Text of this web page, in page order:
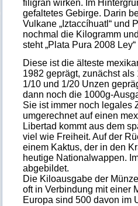
filigran wirken. Im
gefaltetes Gebirge. Darin
Vulkane „Iztaccíhuatl“ und
nochmal die Kilogramm
steht „Plata Pura 2008
Diese ist die älteste
1982 geprägt, zunächst
1/10 und 1/20 Unzen
dann noch die 1000g-
Sie ist immer noch legales
umgerechnet auf einen
Libertad kommt aus dem
viel wie Freiheit. Auf der
einem Kaktus, der in den
heutige Nationalwappen.
abgebildet.
Die Kiloausgabe der
oft in Verbindung mit einer
Europa sind 500 davon im